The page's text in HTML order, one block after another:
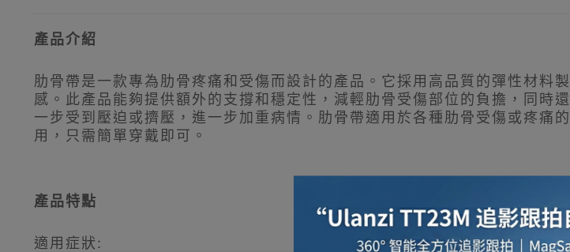
產品介紹
肋骨帶是一款專為肋骨疼痛和受傷而設計的產品。它採用高品質的彈性材料
感。此產品能夠提供額外的支撐和穩定性，減輕肋骨受傷部位的負擔，同時
一步受到壓迫或擠壓，進一步加重病情。肋骨帶適用於各種肋骨受傷或疼痛
用，只需簡單穿戴即可。
產品特點
適用症狀: